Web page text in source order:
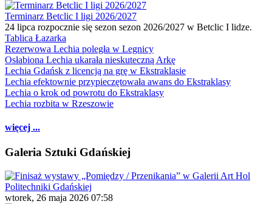
Terminarz Betclic I ligi 2026/2027
24 lipca rozpocznie się sezon sezon 2026/2027 w Betclic I lidze.
Tablica Łazarka
Rezerwowa Lechia poległa w Legnicy
Osłabiona Lechia ukarała nieskuteczną Arkę
Lechia Gdańsk z licencją na grę w Ekstraklasie
Lechia efektownie przypieczętowała awans do Ekstraklasy
Lechia o krok od powrotu do Ekstraklasy
Lechia rozbita w Rzeszowie
więcej ...
Galeria Sztuki Gdańskiej
wtorek, 26 maja 2026 07:58